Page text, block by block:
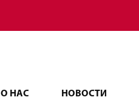
О НАС НОВОСТИ